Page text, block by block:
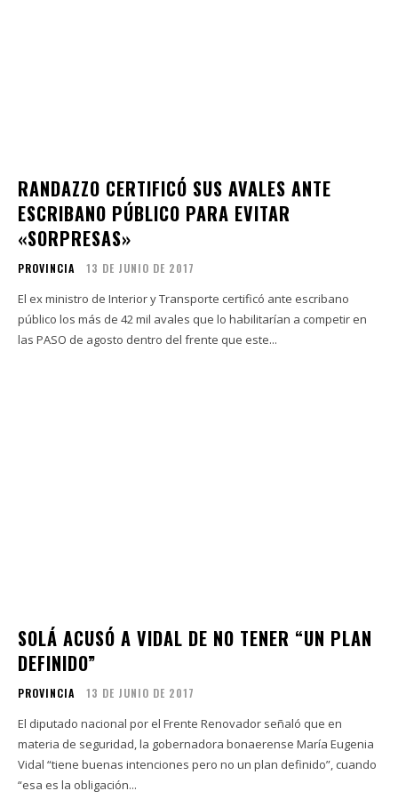
RANDAZZO CERTIFICÓ SUS AVALES ANTE
ESCRIBANO PÚBLICO PARA EVITAR
«SORPRESAS»
PROVINCIA 13 DE JUNIO DE 2017
El ex ministro de Interior y Transporte certificó ante escribano
público los más de 42 mil avales que lo habilitarían a competir en
las PASO de agosto dentro del frente que este...
SOLÁ ACUSÓ A VIDAL DE NO TENER “UN PLAN
DEFINIDO”
PROVINCIA 13 DE JUNIO DE 2017
El diputado nacional por el Frente Renovador señaló que en
materia de seguridad, la gobernadora bonaerense María Eugenia
Vidal “tiene buenas intenciones pero no un plan definido”, cuando
“esa es la obligación...